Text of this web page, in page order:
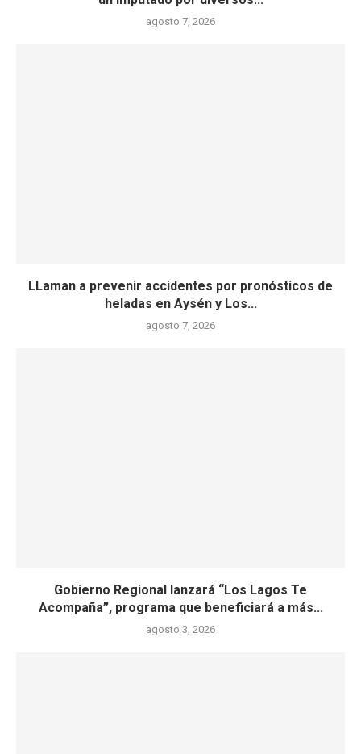
agosto 7, 2026
LLaman a prevenir accidentes por pronósticos de
heladas en Aysén y Los...
agosto 7, 2026
Gobierno Regional lanzará “Los Lagos Te
Acompaña”, programa que beneficiará a más...
agosto 3, 2026